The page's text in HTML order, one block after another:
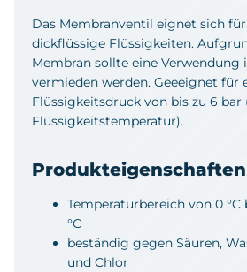
Das Membranventil eignet sich
dickflüssige Flüssigkeiten.
Membran sollte eine Verwendung
vermieden werden. Geeeignet für
Flüssigkeitsdruck von bis zu 6 bar
Flüssigkeitstemperatur).
Produkteigenschaften
Temperaturbereich von 0 °C
°C
beständig gegen Säuren,
und Chlor